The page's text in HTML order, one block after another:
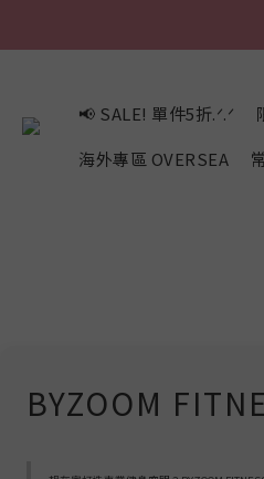
📢 SALE! 單件5折.ᐟ.ᐟ
海外專區 OVERSEA
BYZOOM